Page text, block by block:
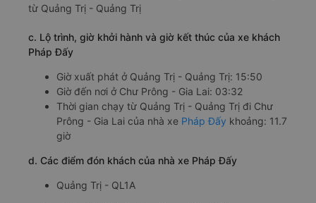
c. Lộ trình, giờ khởi hành và giờ kết thúc của xe khách
Pháp Đấy
Giờ xuất phát ở Quảng Trị - Quảng Trị: 15:50
Giờ đến nơi ở Chư Prông - Gia Lai: 03:32
Thời gian chạy từ Quảng Trị - Quảng Trị đi Chư
Prông - Gia Lai của nhà xe Pháp Đấy khoảng: 11.7
giờ
d. Các điểm đón khách của nhà xe Pháp Đấy
Quảng Trị - QL1A